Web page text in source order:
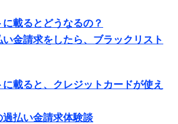
載るとどうなるの？
金請求をしたら、ブラックリスト
載ると、クレジットカードが使え
払い金請求体験談